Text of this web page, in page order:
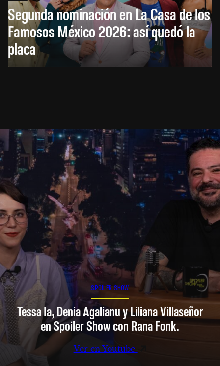
Segunda nominación en La Casa de los
Famosos México 2026: así quedó la
placa
SPOILER SHOW
Tessa Ia, Denia Agalianu y Liliana Villaseñor
en Spoiler Show con Rana Fonk.
Ver en Youtube